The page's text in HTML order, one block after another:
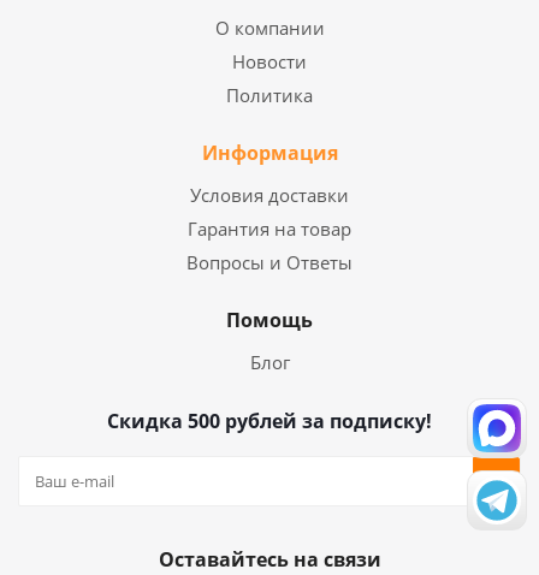
О компании
Новости
Политика
Информация
Условия доставки
Гарантия на товар
Вопросы и Ответы
Помощь
Блог
Скидка 500 рублей за подписку!
Оставайтесь на связи